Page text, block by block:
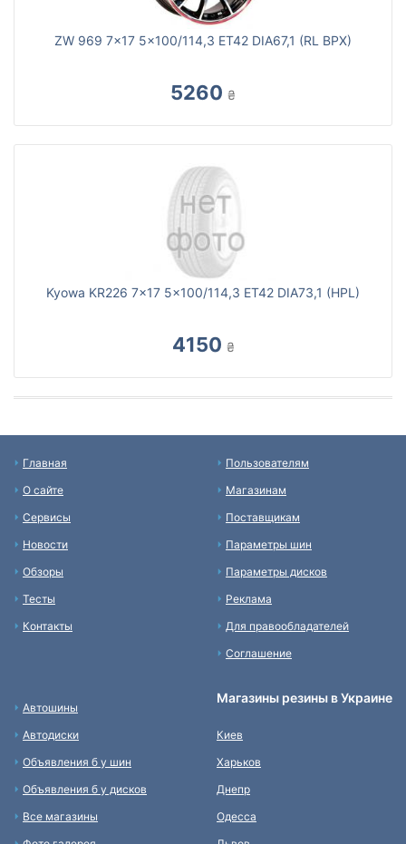
ZW 969 7x17 5x100/114,3 ET42 DIA67,1 (RL BPX)
5260 ₴
Kyowa KR226 7x17 5x100/114,3 ET42 DIA73,1 (HPL)
4150 ₴
Главная
О сайте
Сервисы
Новости
Обзоры
Тесты
Контакты
Пользователям
Магазинам
Поставщикам
Параметры шин
Параметры дисков
Реклама
Для правообладателей
Соглашение
Автошины
Автодиски
Объявления б у шин
Объявления б у дисков
Все магазины
Магазины резины в Украине
Киев
Харьков
Днепр
Одесса